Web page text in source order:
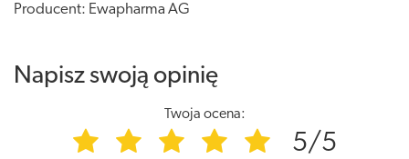
Producent: Ewapharma AG
Napisz swoją opinię
Twoja ocena:
5/5